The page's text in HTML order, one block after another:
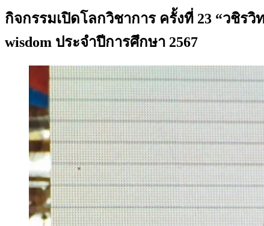
กิจกรรมเปิดโลกวิชาการ ครั้งที่ 23 “วชิรวิ
wisdom ประจำปีการศึกษา 2567